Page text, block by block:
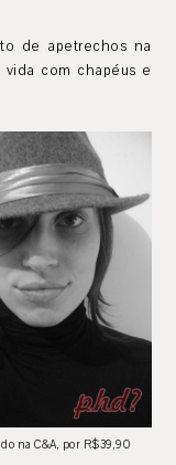
de apetrechos na
com chapéus e
na C&A, por R$39,90